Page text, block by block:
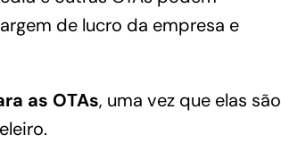
de lucro da empresa e
as OTAs, uma vez que elas são